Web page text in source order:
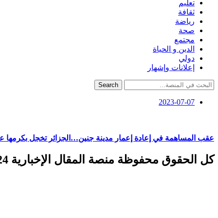
تعليم
ثقافة
رياضة
صحة
مجتمع
الدين و الحياة
دولي
إعلانات وإشهار
Search
2023-07-07
عقب المساهمة في إعادة إعمار مدينة جنين…الجزائر تخجل بكرمها
كل الحقوق محفوظة منصة المقال الإخبارية 2024 ©